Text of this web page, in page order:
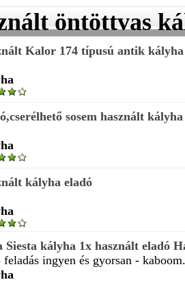
öntöttvas
Kalor 174 típusú antik kályha
sosem használt kályha
kályha eladó
Siesta kályha 1x használt eladó
ingyen és gyorsan -